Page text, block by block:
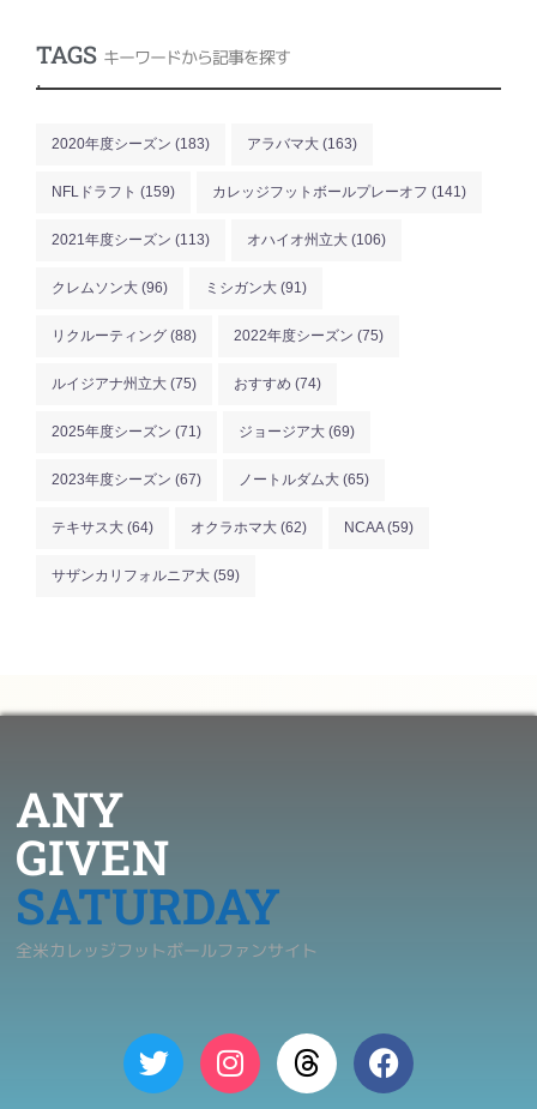
TAGS キーワードから記事を探す
.
2020年度シーズン (183) アラバマ大 (163)
NFLドラフト (159) カレッジフットボールプレーオフ (141)
2021年度シーズン (113) オハイオ州立大 (106)
クレムソン大 (96) ミシガン大 (91)
リクルーティング (88) 2022年度シーズン (75)
ルイジアナ州立大 (75) おすすめ (74)
2025年度シーズン (71) ジョージア大 (69)
2023年度シーズン (67) ノートルダム大 (65)
テキサス大 (64) オクラホマ大 (62) NCAA(59)
サザンカリフォルニア大 (59)
ANY
GIVEN
SATURDAY
全米カレッジフットボールファンサイト